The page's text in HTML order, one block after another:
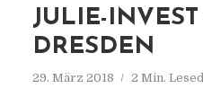
JULIE-
DRESDEN
29. März 2018 2 Min.